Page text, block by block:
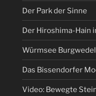
Der Park der Sinne
Der Hiroshima-Hain
Würmsee
Das Bissendorfer
Video: Bewegte